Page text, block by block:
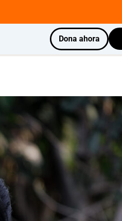
Dona ahora